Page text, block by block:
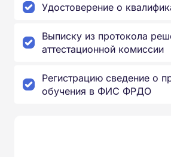
Удостоверение о
Выписку из протокола
аттестационной комиссии
Регистрацию сведение о
обучения в ФИС ФРДО